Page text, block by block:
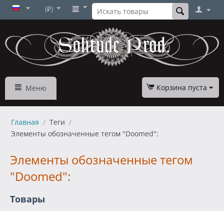
(₽)
Меню Корзина пуста
Главная / Теги /
Элементы обозначенные тегом "Doomed":
Элементы обозначенные тегом
"Doomed":
Товары